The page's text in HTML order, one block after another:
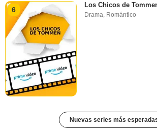
6
Los Chicos de
Drama, Romántico
Nuevas series más